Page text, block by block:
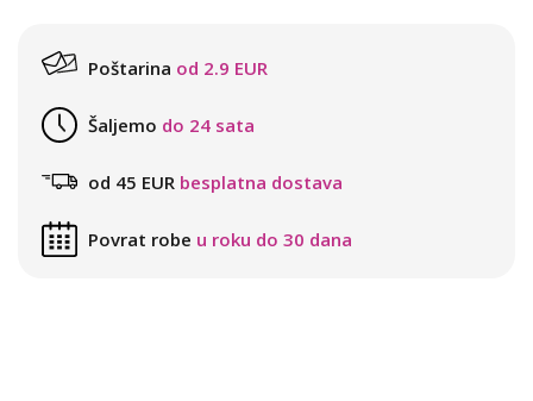
Poštarina od 2.9 EUR
Šaljemo do 24 sata
od 45 EUR besplatna dostava
Povrat robe u roku do 30 dana